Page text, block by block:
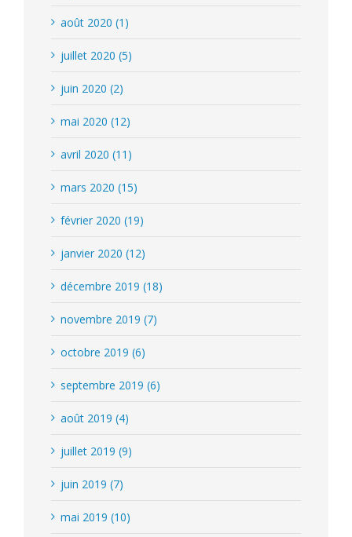
août 2020 (1)
juillet 2020 (5)
juin 2020 (2)
mai 2020 (12)
avril 2020 (11)
mars 2020 (15)
février 2020 (19)
janvier 2020 (12)
décembre 2019 (18)
novembre 2019 (7)
octobre 2019 (6)
septembre 2019 (6)
août 2019 (4)
juillet 2019 (9)
juin 2019 (7)
mai 2019 (10)